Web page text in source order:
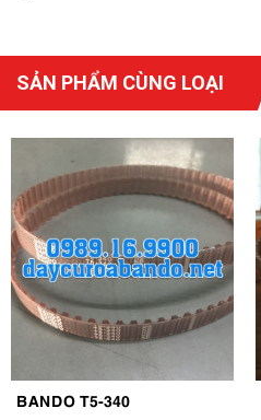
SẢN PHẨM CÙNG LOẠI
BANDO T5-340